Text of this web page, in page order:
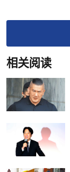
相关阅读